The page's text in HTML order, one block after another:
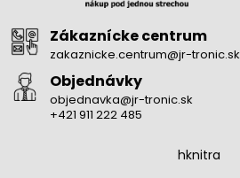
Zákaznícke centrum
zakaznicke.centrum@jr-tronic.sk
Objednávky
objednavka@jr-tronic.sk
+421 911 222 485
hknitra